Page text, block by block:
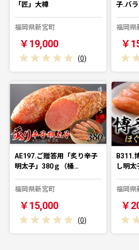
「匠」大樽
福岡県新宮町
￥19,000
(0)
子.バ
福岡県
￥
AE197.ご贈答用「炙り辛子
明太子」380ｇ（桶…
福岡県新宮町
￥15,000
(0)
B311.
し明
福岡県
￥